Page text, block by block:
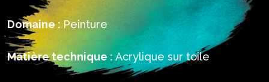
Domaine : Peinture
Matière technique :Acrylique sur toile